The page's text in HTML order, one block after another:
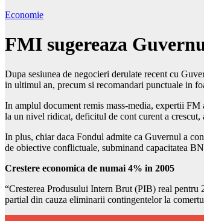
Economie
FMI sugereaza
Dupa sesiunea de negocieri derulate recent cu
in ultimul an, precum si recomandari punctuale in
In amplul document remis mass-media, expertii
la un nivel ridicat, deficitul de cont curent a
In plus, chiar daca Fondul admite ca Guvernul a
de obiective conflictuale, subminand capacitatea
Crestere economica de numai 4% in 2005
“Cresterea Produsului Intern Brut (PIB) real pentru
partial din cauza eliminarii contingentelor la